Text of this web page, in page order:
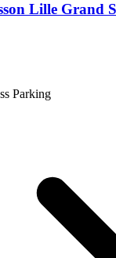
Lille Grand
Parking